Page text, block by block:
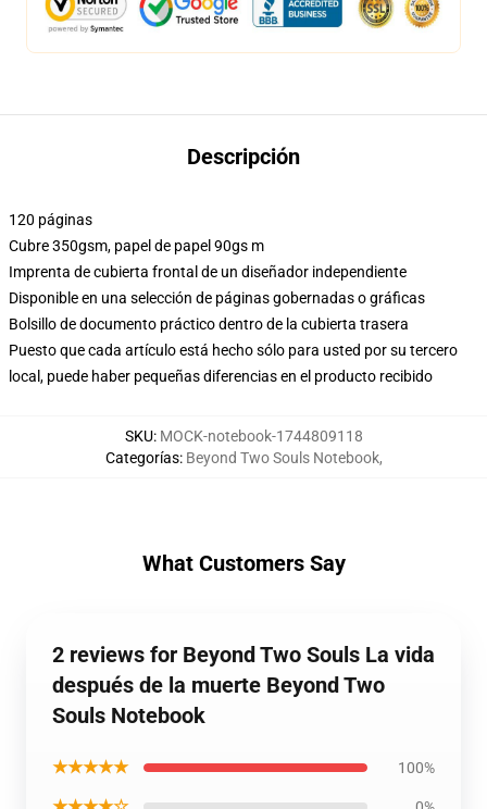
Descripción
120 páginas
Cubre 350gsm, papel de papel 90gs m
Imprenta de cubierta frontal de un diseñador independiente
Disponible en una selección de páginas gobernadas o gráficas
Bolsillo de documento práctico dentro de la cubierta trasera
Puesto que cada artículo está hecho sólo para usted por su tercero
local, puede haber pequeñas diferencias en el producto recibido
SKU: MOCK-notebook-1744809118
Categorías: Beyond Two Souls Notebook,
What Customers Say
2 reviews for Beyond Two Souls La vida
después de la muerte Beyond Two
Souls Notebook
★★★★★ 100%